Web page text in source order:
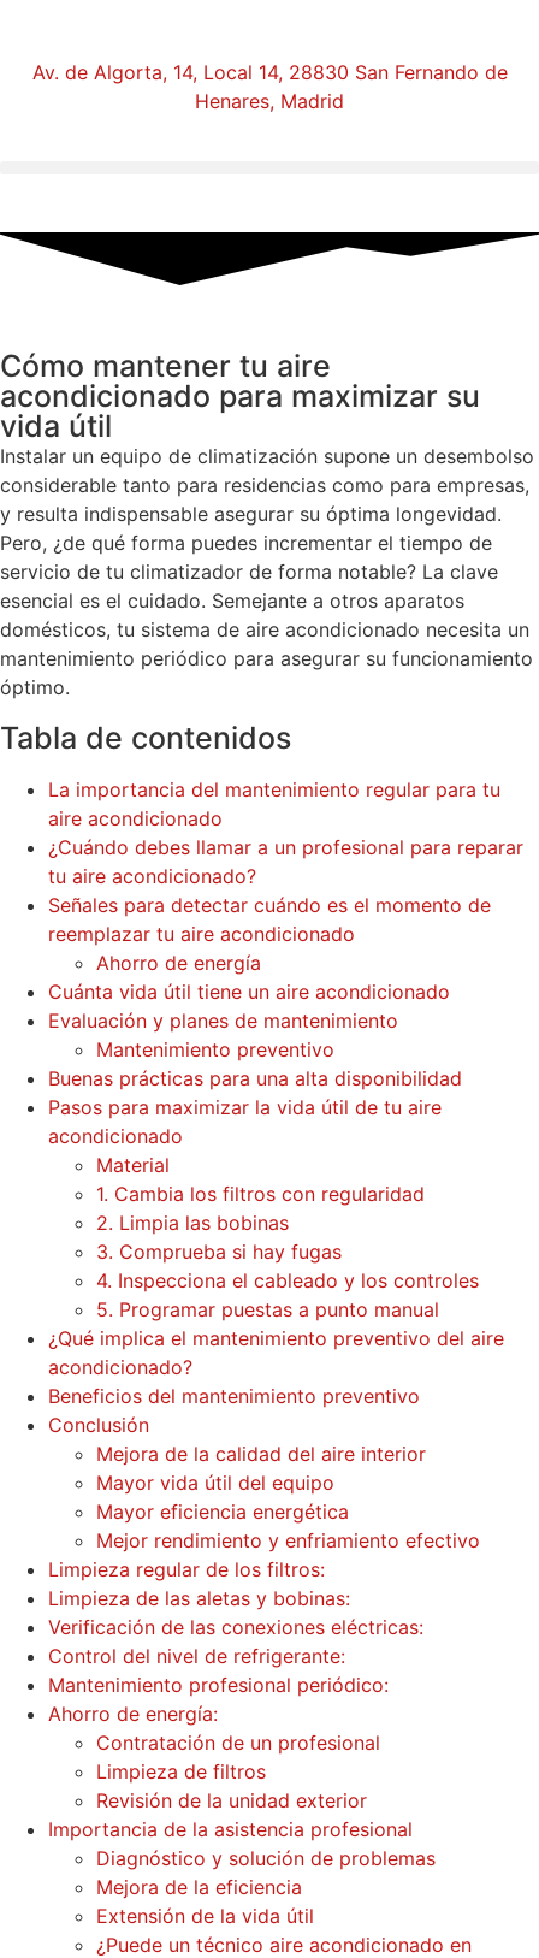
Av. de Algorta, 14, Local 14, 28830 San Fernando de
Henares, Madrid
Cómo mantener tu aire
acondicionado para maximizar su
vida útil
Instalar un equipo de climatización supone un desembolso
considerable tanto para residencias como para empresas,
y resulta indispensable asegurar su óptima longevidad.
Pero, ¿de qué forma puedes incrementar el tiempo de
servicio de tu climatizador de forma notable? La clave
esencial es el cuidado. Semejante a otros aparatos
domésticos, tu sistema de aire acondicionado necesita un
mantenimiento periódico para asegurar su funcionamiento
óptimo.
Tabla de contenidos
La importancia del mantenimiento regular para tu
aire acondicionado
¿Cuándo debes llamar a un profesional para reparar
tu aire acondicionado?
Señales para detectar cuándo es el momento de
reemplazar tu aire acondicionado
Ahorro de energía
Cuánta vida útil tiene un aire acondicionado
Evaluación y planes de mantenimiento
Mantenimiento preventivo
Buenas prácticas para una alta disponibilidad
Pasos para maximizar la vida útil de tu aire
acondicionado
Material
1. Cambia los filtros con regularidad
2. Limpia las bobinas
3. Comprueba si hay fugas
4. Inspecciona el cableado y los controles
5. Programar puestas a punto manual
¿Qué implica el mantenimiento preventivo del aire
acondicionado?
Beneficios del mantenimiento preventivo
Conclusión
Mejora de la calidad del aire interior
Mayor vida útil del equipo
Mayor eficiencia energética
Mejor rendimiento y enfriamiento efectivo
Limpieza regular de los filtros:
Limpieza de las aletas y bobinas:
Verificación de las conexiones eléctricas:
Control del nivel de refrigerante:
Mantenimiento profesional periódico:
Ahorro de energía:
Contratación de un profesional
Limpieza de filtros
Revisión de la unidad exterior
Importancia de la asistencia profesional
Diagnóstico y solución de problemas
Mejora de la eficiencia
Extensión de la vida útil
¿Puede un técnico aire acondicionado en